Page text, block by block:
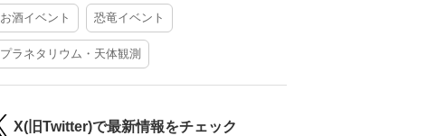
お酒イベント 恐竜イベント
プラネタリウム・天体観測
X(旧Twitter)で最新情報をチェック